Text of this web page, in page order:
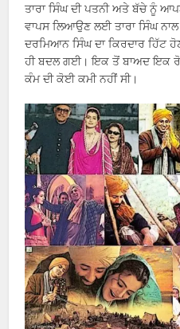
ਤਾਰਾ ਸਿੰਘ ਦੀ ਪਤਨੀ ਅਤੇ ਬੱਚੇ ਨੂੰ
ਵਾਪਸ ਲਿਆਉਣ ਲਈ ਤਾਰਾ ਸਿੰਘ ਨਾਲ
ਦਰਮਿਆਨ ਸਿੰਘ ਦਾ ਕਿਰਦਾਰ ਹਿੱਟ
ਹੀ ਬਦਲ ਗਈ। ਇਕ ਤੋਂ ਬਾਅਦ ਇਕ
ਕੰਮ ਦੀ ਕੋਈ ਕਮੀ ਨਹੀਂ ਸੀ।